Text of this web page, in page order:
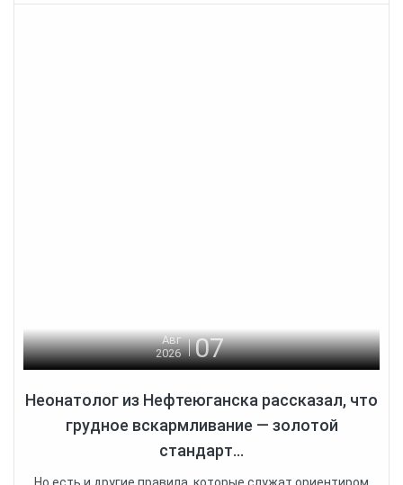
Авг
2026
07
Неонатолог из Нефтеюганска рассказал, что
грудное вскармливание — золотой
стандарт...